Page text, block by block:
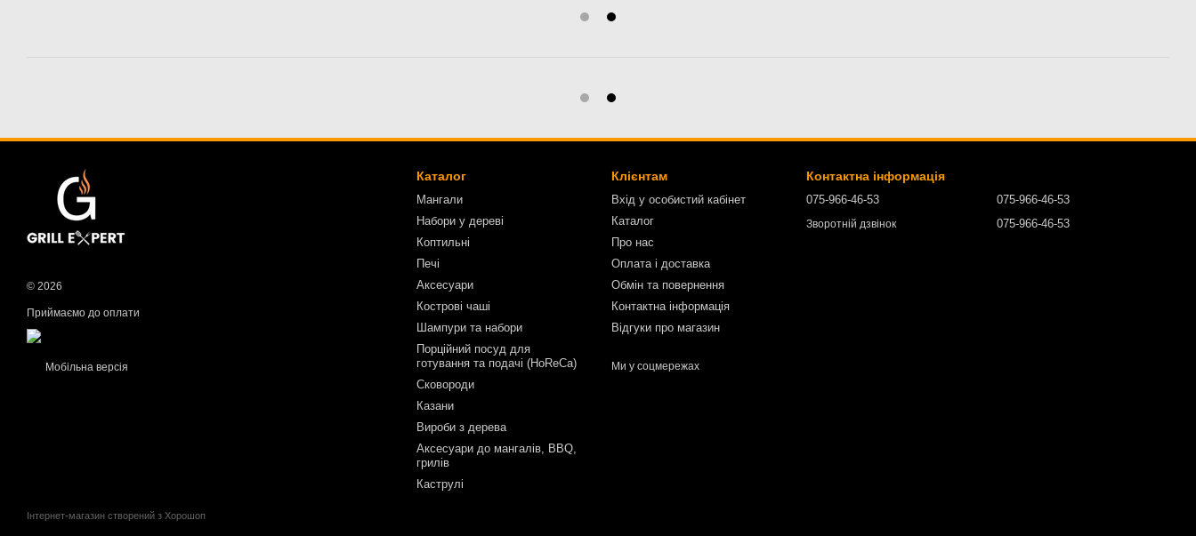
© 2026
Приймаємо до оплати
Мобільна версія
Інтернет-магазин створений з Хорошоп
Каталог
Мангали
Набори у дереві
Коптильні
Печі
Аксесуари
Кострові чаші
Шампури та набори
Порційний посуд для
готування та подачі (HoReCa)
Сковороди
Казани
Вироби з дерева
Аксесуари до мангалів, BBQ,
грилів
Каструлі
Клієнтам
Вхід у особистий кабінет
Каталог
Про нас
Оплата і доставка
Обмін та повернення
Контактна інформація
Відгуки про магазин
Ми у соцмережах
Контактна інформація
075-966-46-53
Зворотній дзвінок
075-966-46-53
075-966-46-53